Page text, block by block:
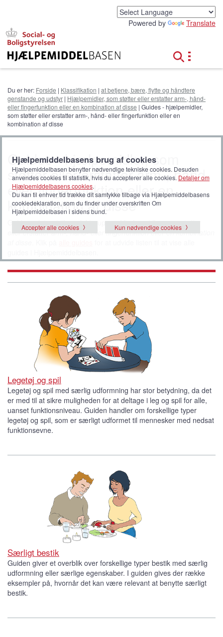
h
Powered by Translate
Du er her: Forside | Klassifikation | at betjene, bære, flytte og håndtere
genstande og udstyr | Hjælpemidler, som støtter eller erstatter arm-, hånd-
eller fingerfunktion eller en kombination af disse | Guides - hjælpemidler,
som støtter eller erstatter arm-, hånd- eller fingerfunktion eller en
kombination af disse
Guides - hjælpemidler, som
støtter eller erstatter arm-, hånd-
eller fingerfunktion eller en
kombination af disse
Guides relateret til produktgruppenHjælpemidler, som støtter
eller erstatter arm-, hånd- eller fingerfunktion eller en kombination
Legetøj og spil
Legetøj og spil med særlig udformning har stor betydning, da det
er med til at sikre muligheden for at deltage i leg og spil for alle,
uanset funktionsniveau. Guiden handler om forskellige typer
legetøj og spil, som er særligt udformet til mennesker med nedsat
funktionsevne.
Særligt bestik
Guiden giver et overblik over forskellige typer bestik med særlig
udformning eller særlige egenskaber. I guiden gives der række
eksempler på, hvornår det kan være relevant at benytte særligt
bestik.
Hjælpemiddelbasens brug af cookies
Hjælpemiddelbasen benytter nødvendige tekniske cookies. Desuden
anvendes cookies til statistik, hvis du accepterer alle cookies. Detaljer om
Hjælpemiddelbasens cookies.
Du kan til enhver tid trække dit samtykke tilbage via Hjælpemiddelbasens
cookiedeklaration, som du finder under overskriften Om
Hjælpemiddelbasen i sidens bund.
Accepter alle cookies
Kun nødvendige cookies